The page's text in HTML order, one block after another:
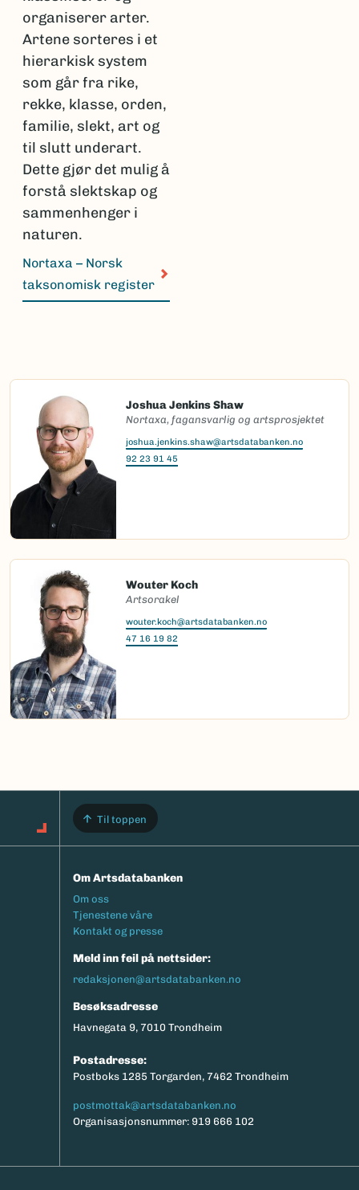
organiserer arter.
Artene sorteres i et
hierarkisk system
som går fra rike,
rekke, klasse, orden,
familie, slekt, art og
til slutt underart.
Dette gjør det mulig å
forstå slektskap og
sammenhenger i
naturen.
Nortaxa – Norsk
taksonomisk register
Joshua Jenkins Shaw
Nortaxa, fagansvarlig og artsprosjektet
joshua.jenkins.shaw@artsdatabanken.no
92 23 91 45
Wouter Koch
Artsorakel
wouter.koch@artsdatabanken.no
47 16 19 82
Til toppen
Om Artsdatabanken
Footermeny
Om oss
Tjenestene våre
Kontakt og presse
Meld inn feil på nettsider:
redaksjonen@artsdatabanken.no
Besøksadresse
Havnegata 9, 7010 Trondheim
Postadresse:
Postboks 1285 Torgarden, 7462 Trondheim
postmottak@artsdatabanken.no
Organisasjonsnummer: 919 666 102